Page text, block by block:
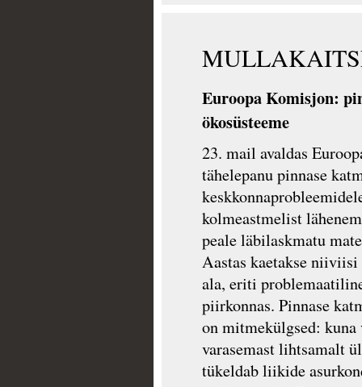
Euroopa Komisjon:
ökosüsteeme
23. mail avaldas
tähelepanu pinnase
kolmeastmelist
peale läbilaskmatu
Aastas kaetakse
ala, eriti
piirkonnas. Pinnase
on mitmekülgsed: kuna
varasemast lihtsamalt
tükeldab liikide